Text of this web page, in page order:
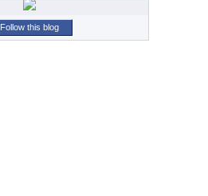
Follow this blog